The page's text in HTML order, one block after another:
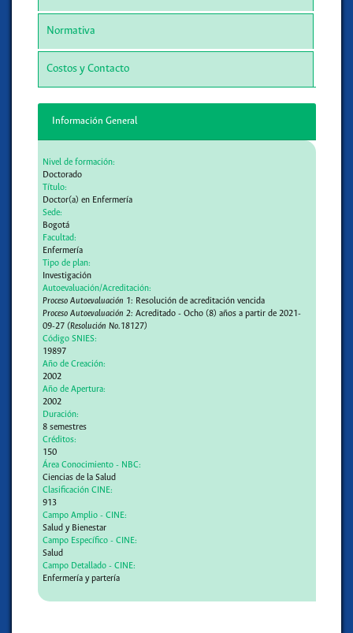
Normativa
Costos y Contacto
Información General
Nivel de formación:
Doctorado
Título:
Doctor(a) en Enfermería
Sede:
Bogotá
Facultad:
Enfermería
Tipo de plan:
Investigación
Autoevaluación/Acreditación:
Proceso Autoevaluación 1: Resolución de acreditación vencida
Proceso Autoevaluación 2: Acreditado - Ocho (8) años a partir de 2021-
09-27(Resolución No.18127)
Código SNIES:
19897
Año de Creación:
2002
Año de Apertura:
2002
Duración:
8 semestres
Créditos:
150
Área Conocimiento - NBC:
Ciencias de la Salud
Clasificación CINE:
913
Campo Amplio - CINE:
Salud y Bienestar
Campo Específico - CINE:
Salud
Campo Detallado - CINE:
Enfermería y partería